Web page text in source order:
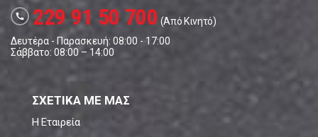
call 229 91 50 700 (Από Κινητό)
Δευτέρα - Παρασκευή: 08:00 - 17:00
Σάββατο: 08:00 – 14:00
ΣΧΕΤΙΚΑ ΜΕ ΜΑΣ
Η Εταιρεία